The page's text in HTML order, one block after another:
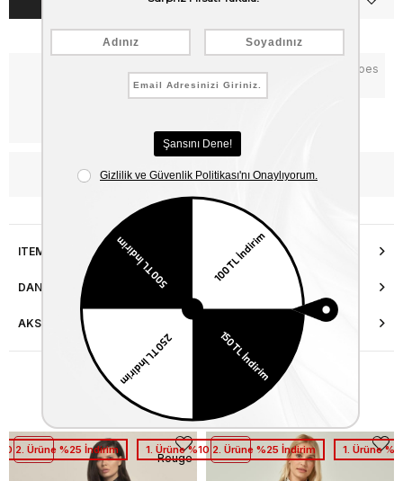
Critical Stock
Notify me when the price goes
down
WhatsApp’tan Bilgi Al
ITEM FEATURES
DANIŞMA HATTI
AKSESUAR ONARIMI
Similar Items
2. Ürüne %25 İndirim
Rouge
1. Ürüne %10 2. Ürüne %25 İndirim 1. Ürüne